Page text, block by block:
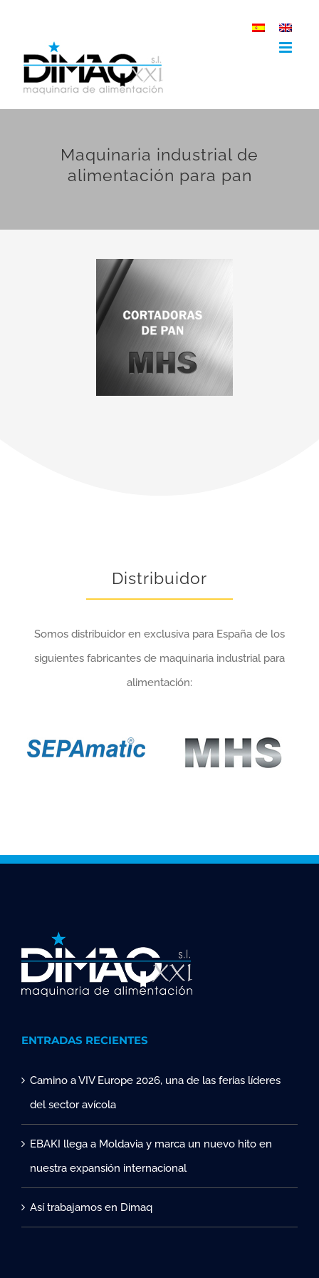
contenido
Maquinaria industrial de
alimentación para pan
Distribuidor
Somos distribuidor en exclusiva para España de los
siguientes fabricantes de maquinaria industrial para
alimentación:
ENTRADAS RECIENTES
Camino a VIV Europe 2026, una de las ferias líderes
del sector avícola
EBAKI llega a Moldavia y marca un nuevo hito en
nuestra expansión internacional
Así trabajamos en Dimaq